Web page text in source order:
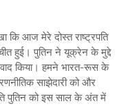
कि आज मेरे दोस्त राष्ट्रपति
हुई। पुतिन ने यूक्रेन के मुद्दे
किया। हमने भारत-रूस के
साझेदारी को और
पुतिन को इस साल के अंत में